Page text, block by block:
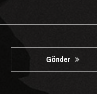
Gönder